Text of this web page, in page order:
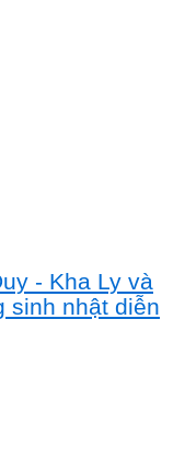
- Kha Ly và
sinh nhật diễn